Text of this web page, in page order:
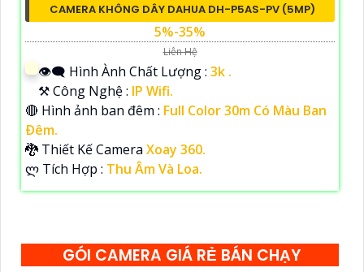
CAMERA KHÔNG DÂY DAHUA DH-P5AS-PV (5MP)
5%-35%
Liên Hệ
👁️‍🗨 Hình Ành Chất Lượng : 3k .
⚒ Công Nghệ : IP Wifi.
🔴 Hình ảnh ban đêm : Full Color 30m Có Màu Ban
Ðêm.
🐉️ Thiết Kế Camera Xoay 360.
️ლ Tích Hợp : Thu Âm Và Loa.
GÓI CAMERA GIÁ RẺ BÁN CHẠY